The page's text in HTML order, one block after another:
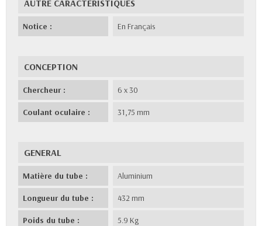
AUTRE CARACTERISTIQUES
Notice : En Français
CONCEPTION
Chercheur : 6 x 30
Coulant oculaire : 31,75 mm
GENERAL
Matière du tube : Aluminium
Longueur du tube : 432 mm
Poids du tube : 5.9 Kg